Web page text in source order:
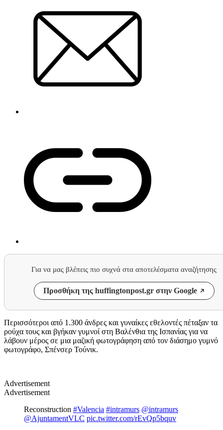
Για να μας βλέπεις πιο συχνά στα αποτελέσματα αναζήτησης
Προσθήκη της huffingtonpost.gr στην Google
Περισσότεροι από 1.300 άνδρες και γυναίκες εθελοντές πέταξαν τα
ρούχα τους και βγήκαν γυμνοί στη Βαλένθια της Ισπανίας για να
λάβουν μέρος σε μια μαζική φωτογράφηση από τον διάσημο γυμνό
φωτογράφο, Σπένσερ Τούνικ.
Advertisement
Advertisement
Reconstruction #Valencia #intramurs @intramurs
@AjuntamentVLC pic.twitter.com/rEvQp5bquv